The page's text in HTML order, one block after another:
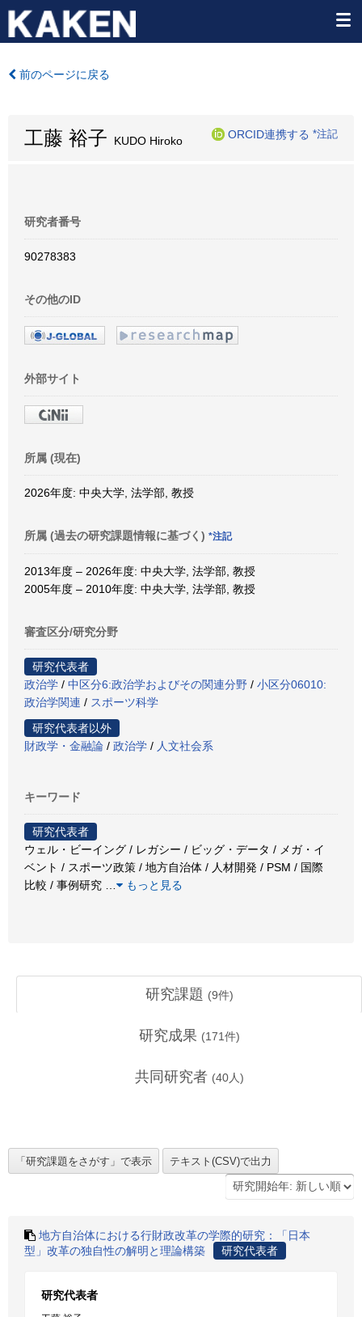
前のページに戻る
工藤 裕子 KUDO Hiroko
ORCID連携する *注記
研究者番号
90278383
その他のID
外部サイト
所属 (現在)
2026年度: 中央大学, 法学部, 教授
所属 (過去の研究課題情報に基づく) *注記
2013年度 – 2026年度: 中央大学, 法学部, 教授
2005年度 – 2010年度: 中央大学, 法学部, 教授
審査区分/研究分野
研究代表者
政治学 / 中区分6:政治学およびその関連分野 / 小区分06010:
政治学関連 / スポーツ科学
研究代表者以外
財政学・金融論 / 政治学 / 人文社会系
キーワード
研究代表者
ウェル・ビーイング / レガシー / ビッグ・データ / メガ・イ
ベント / スポーツ政策 / 地方自治体 / 人材開発 / PSM / 国際
比較 / 事例研究
もっと見る
研究課題 (9件)
研究成果 (171件)
共同研究者 (40人)
地方自治体における行財政改革の学際的研究：「日本
型」改革の独自性の解明と理論構築
研究代表者
研究代表者